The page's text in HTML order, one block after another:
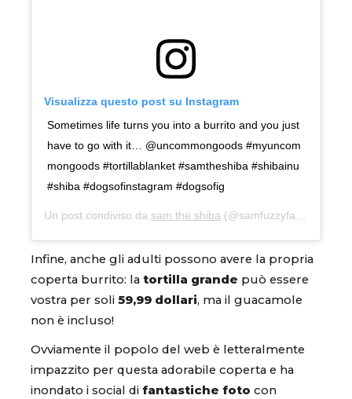
Visualizza questo post su Instagram
Sometimes life turns you into a burrito and you just
have to go with it… @uncommongoods #myuncom
mongoods #tortillablanket #samtheshiba #shibainu
#shiba #dogsofinstagram #dogsofig
Un post condiviso da sam the shiba (@samfuzzyface) in data:
Infine, anche gli adulti possono avere la propria
coperta burrito: la tortilla grande può essere
vostra per soli 59,99 dollari, ma il guacamole
non è incluso!
Ovviamente il popolo del web è letteralmente
impazzito per questa adorabile coperta e ha
inondato i social di fantastiche foto con